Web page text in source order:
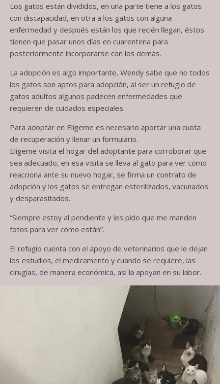
Los gatos están divididos, en una parte tiene a los gatos
con discapacidad, en otra a los gatos con alguna
enfermedad y después están los que recién llegan, éstos
tienen que pasar unos días en cuarentena para
posteriormente incorporarse con los demás.
La adopción es algo importante, Wendy sabe que no todos
los gatos son aptos para adopción, al ser un refugio de
gatos adultos algunos padecen enfermedades que
requieren de cuidados especiales.
Para adoptar en Elígeme es necesario aportar una cuota
de recuperación y llenar un formulario.
Elígeme visita el hogar del adoptante para corroborar que
sea adecuado, en esa visita se lleva al gato para ver como
reacciona ante su nuevo hogar, se firma un contrato de
adopción y los gatos se entregan esterilizados, vacunados
y desparasitados.
“Siempre estoy al pendiente y les pido que me manden
fotos para ver cómo están”.
El refugio cuenta con el apoyo de veterinarios que le dejan
los estudios, el medicamento y cuando se requiere, las
cirugías, de manera económica, así la apoyan en su labor.